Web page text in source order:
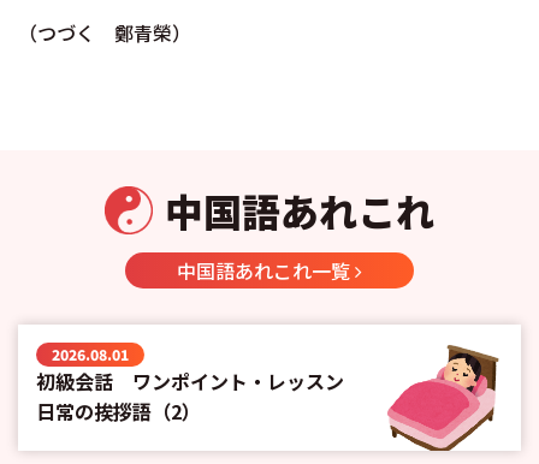
（つづく 鄭青榮）
中国語あれこれ
中国語あれこれ一覧
2026.08.01
初級会話 ワンポイント・レッスン
日常の挨拶語（2）